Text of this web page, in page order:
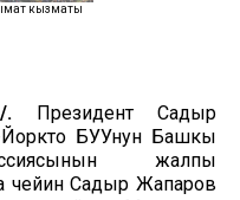
кызматы
. Президент Садыр
БУУнун Башкы
жалпы
чейин Садыр Жапаров